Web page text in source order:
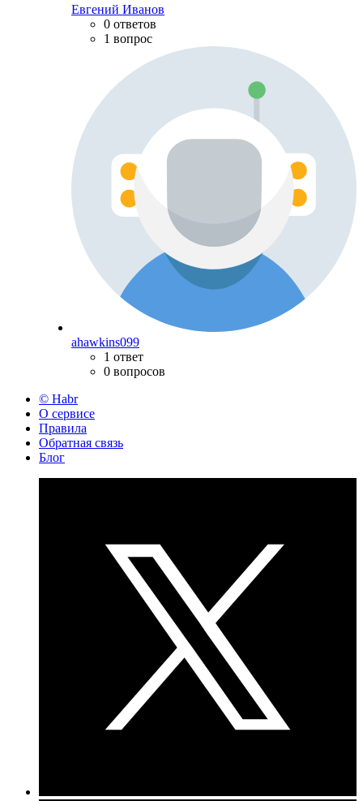
Евгений Иванов
0 ответов
1 вопрос
ahawkins099
1 ответ
0 вопросов
© Habr
О сервисе
Правила
Обратная связь
Блог